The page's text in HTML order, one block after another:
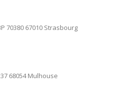
70380 67010 Strasbourg
68054 Mulhouse